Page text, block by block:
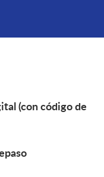
(con código de